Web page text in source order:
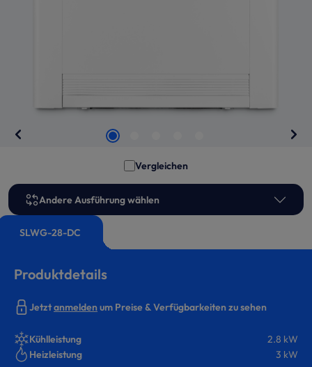
Vergleichen
SLWG-28-DC
Andere Ausführung wählen
Produktdetails
Jetztanmeldenum Preise & Verfügbarkeiten zu sehen
Kühlleistung
2.8 kW
Heizleistung
3 kW